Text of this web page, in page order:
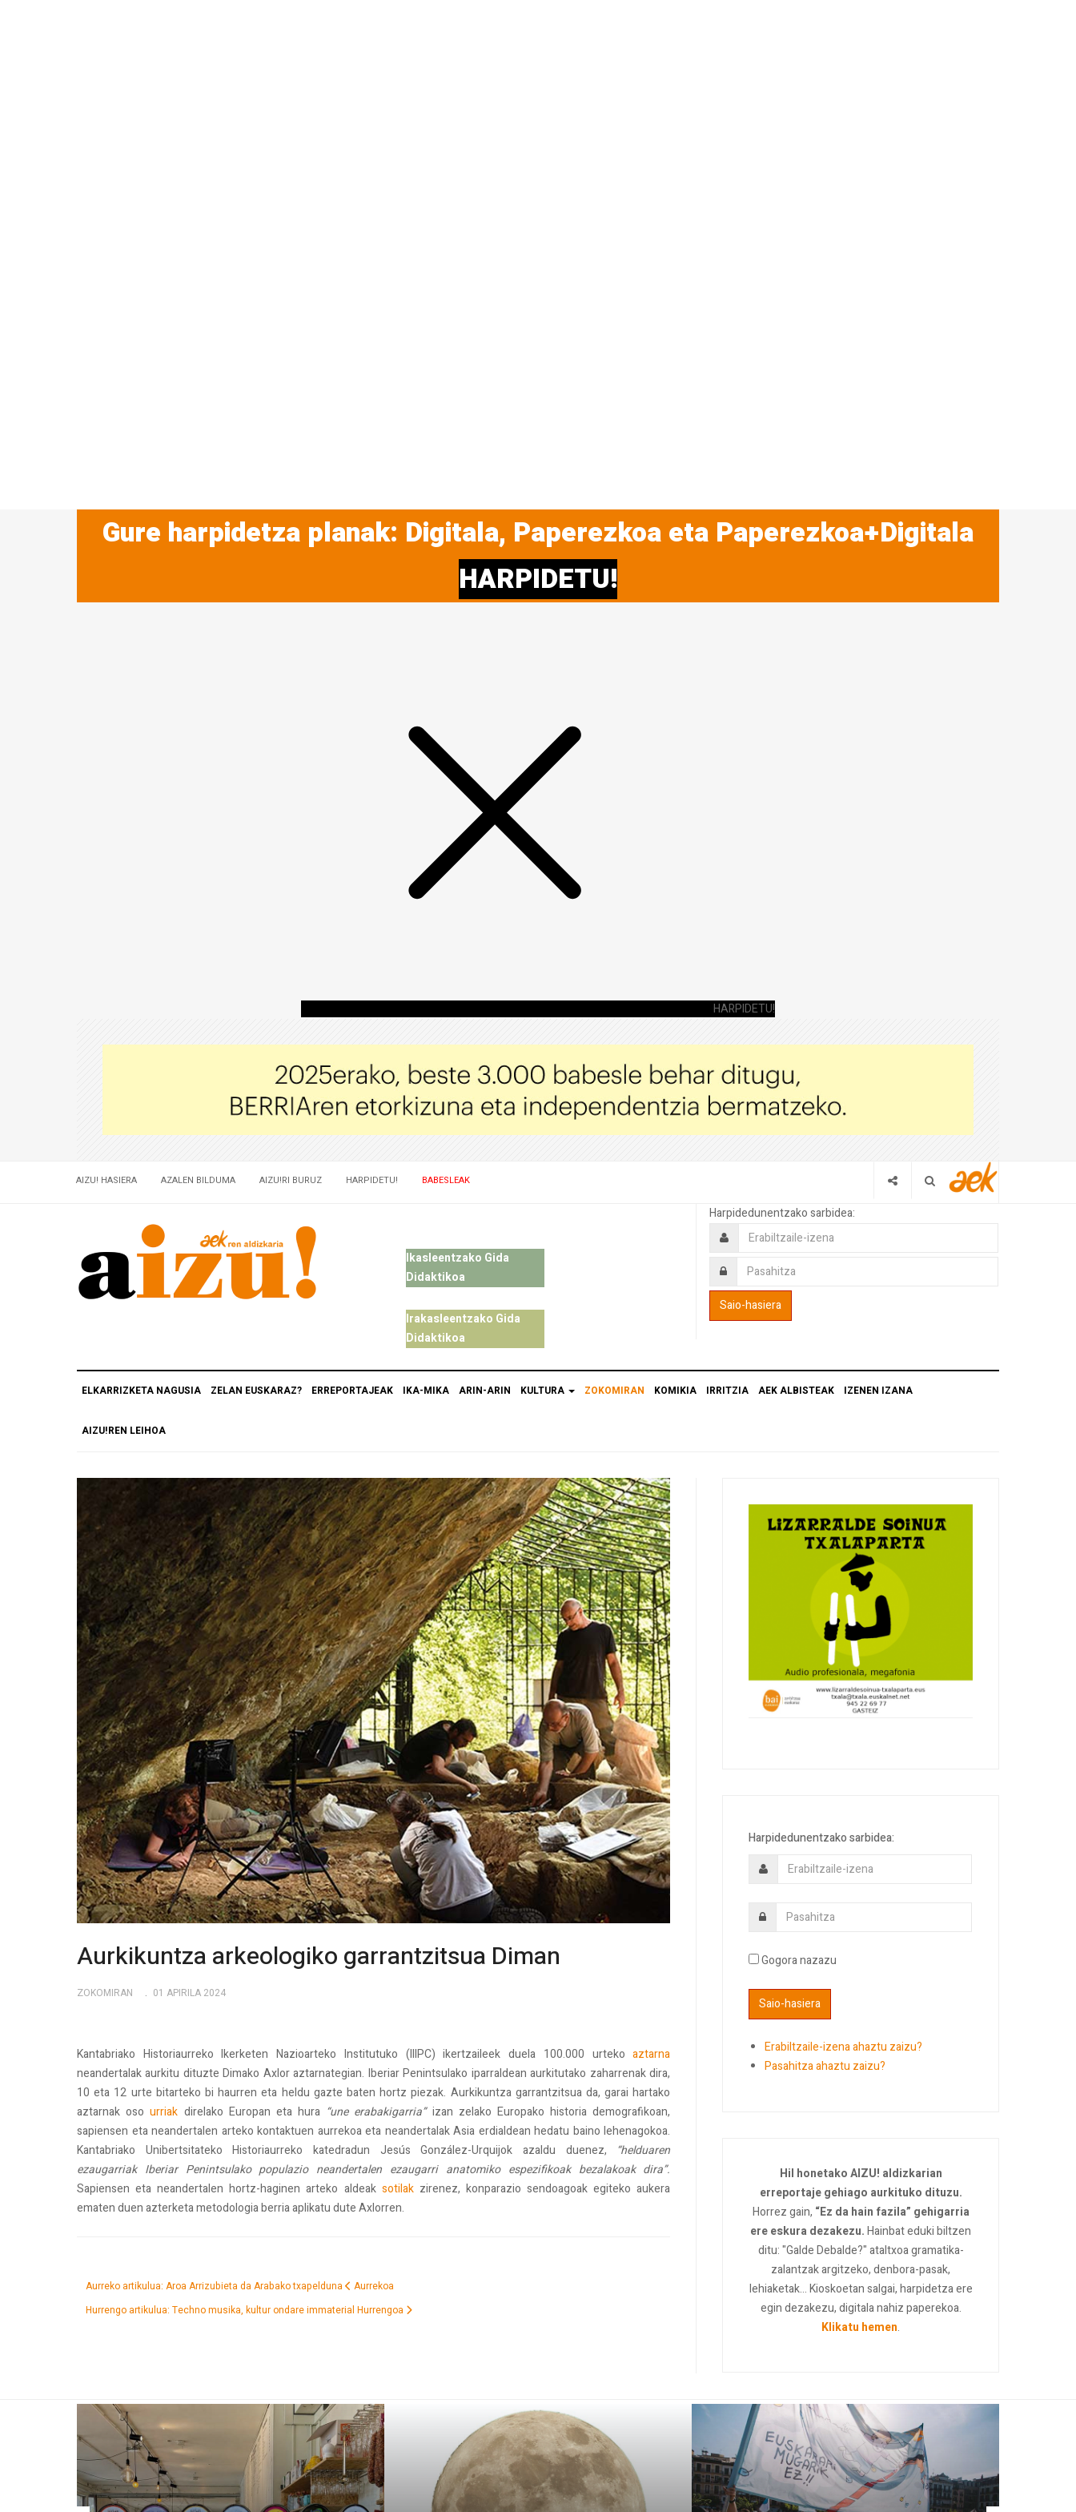
Gure harpidetza planak: Digitala, Paperezkoa eta Paperezkoa+Digitala
HARPIDETU!
HARPIDETU!
AIZU! HASIERA AZALEN BILDUMA AIZU!RI BURUZ HARPIDETU! BABESLEAK
Ikasleentzako Gida
Didaktikoa
Irakasleentzako Gida
Didaktikoa
Harpidedunentzako sarbidea:
ELKARRIZKETA NAGUSIA ZELAN EUSKARAZ? ERREPORTAJEAK IKA-MIKA ARIN-ARIN KULTURA ZOKOMIRAN KOMIKIA IRRITZIA AEK ALBISTEAK IZENEN IZANA
AIZU!REN LEIHOA
Aurkikuntza arkeologiko garrantzitsua Diman
ZOKOMIRAN 01 APIRILA 2024
Kantabriako Historiaurreko Ikerketen Nazioarteko Institutuko (IIIPC) ikertzaileek duela 100.000 urtekoaztarna
neandertalak aurkitu dituzte Dimako Axlor aztarnategian. Iberiar Penintsulako iparraldean aurkitutako zaharrenak dira,
10 eta 12 urte bitarteko bi haurren eta heldu gazte baten hortz piezak. Aurkikuntza garrantzitsua da, garai hartako
aztarnak osourriak direlako Europan eta hura “une erabakigarria”izan zelako Europako historia demografikoan,
sapiensen eta neandertalen arteko kontaktuen aurrekoa eta neandertalak Asia erdialdean hedatu baino lehenagokoa.
Kantabriako Unibertsitateko Historiaurreko katedradun Jesús González-Urquijok azaldu duenez, “helduaren
ezaugarriak Iberiar Penintsulako populazio neandertalen ezaugarri anatomiko espezifikoak bezalakoak dira”.
Sapiensen eta neandertalen hortz-haginen arteko aldeak sotilakzirenez, konparazio sendoagoak egiteko aukera
ematen duen azterketa metodologia berria aplikatu dute Axlorren.
Aurreko artikulua: Aroa Arrizubieta da Arabako txapelduna
Aurrekoa
Hurrengo artikulua: Techno musika, kultur ondare immaterial Hurrengoa
Harpidedunentzako sarbidea:
Gogora nazazu
Erabiltzaile-izena ahaztu zaizu?
Pasahitza ahaztu zaizu?
Hil honetako AIZU! aldizkarian
erreportaje gehiago aurkituko dituzu.
Horrez gain, “Ez da hain fazila” gehigarria
ere eskura dezakezu.Hainbat eduki biltzen
ditu: "Galde Debalde?" ataltxoa gramatika-
zalantzak argitzeko, denbora-pasak,
lehiaketak... Kioskoetan salgai, harpidetza ere
egin dezakezu, digitala nahiz paperekoa.
Klikatu hemen.